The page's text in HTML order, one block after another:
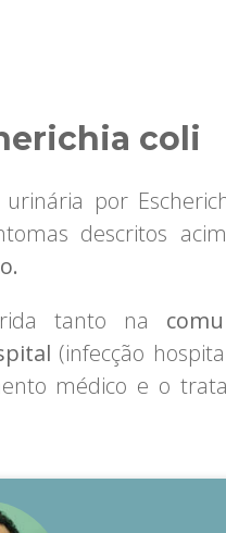
coli
por
descritos
tanto na
(infecção
médico e o